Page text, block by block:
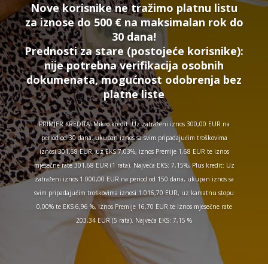
Nove korisnike ne tražimo platnu listu
za iznose do 500 € na maksimalan rok do
30 dana!
Prednosti za stare (postojeće korisnike):
nije potrebna verifikacija osobnih
dokumenata, mogućnost odobrenja bez
platne liste
PRIMJER KREDITA: Mikro kredit: Uz zatraženi iznos 300,00 EUR na
period od 30 dana, ukupan iznos sa svim pripadajućim troškovima
iznosi 301,68 EUR, uz EKS 7,03%, iznos Premije 1,68 EUR te iznos
mjesečne rate 301,68 EUR (1 rata). Najveća EKS: 7,15%, Plus kredit: Uz
zatraženi iznos 1.000,00 EUR na period od 150 dana, ukupan iznos sa
svim pripadajućim troškovima iznosi 1.016,70 EUR, uz kamatnu stopu
0,00% te EKS 6,96 %, iznos Premije 16,70 EUR te iznos mjesečne rate
203,34 EUR (5 rata). Najveća EKS: 7,15 %